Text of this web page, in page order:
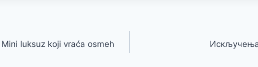
Mini luksuz koji vraća osmeh
Искључења